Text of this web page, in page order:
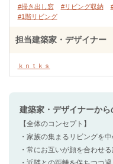
#掃き出し窓
#リビング収納
#1階リビング
担当建築家・デザイナー
ｋｎｔｋｓ
建築家・デザイナーから
【全体のコンセプト】
・家族の集まるリビングを
・常にお互いが顔を合わせる